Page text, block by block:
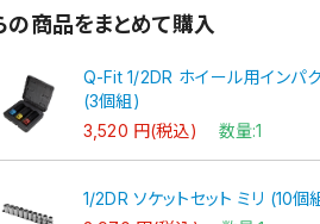
の商品をまとめて購入
Q-Fit 1/2DR ホイール用インパク
(3個組)
3,520 円(税込) 数量:1
1/2DR ソケットセット ミリ (10個